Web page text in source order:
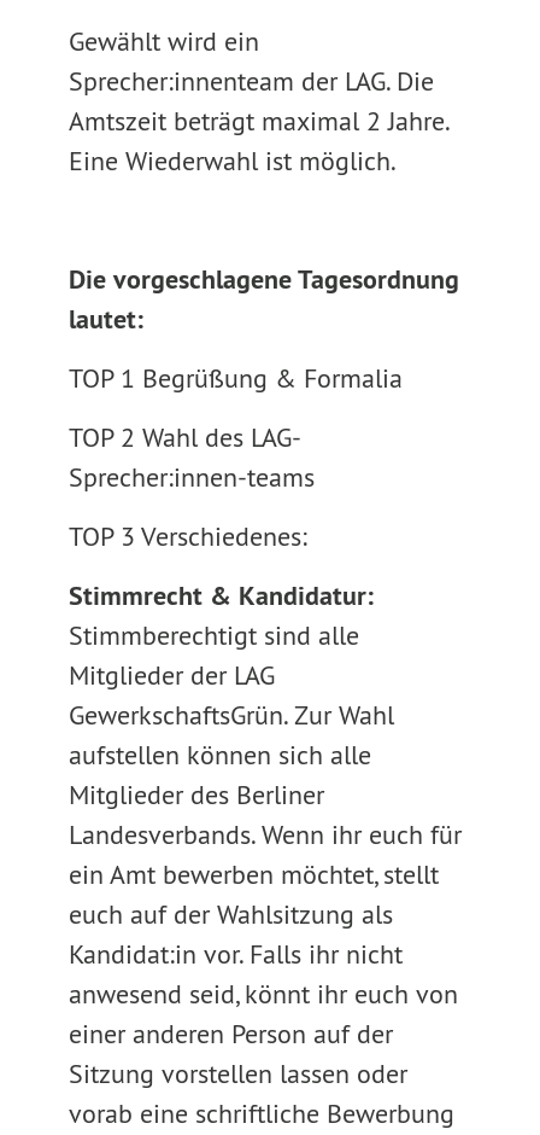
Gewählt wird ein
Sprecher:innenteam der LAG. Die
Amtszeit beträgt maximal 2 Jahre.
Eine Wiederwahl ist möglich.
Die vorgeschlagene Tagesordnung
lautet:
TOP 1 Begrüßung & Formalia
TOP 2 Wahl des LAG-
Sprecher:innen-teams
TOP 3 Verschiedenes:
Stimmrecht & Kandidatur:
Stimmberechtigt sind alle
Mitglieder der LAG
GewerkschaftsGrün. Zur Wahl
aufstellen können sich alle
Mitglieder des Berliner
Landesverbands. Wenn ihr euch für
ein Amt bewerben möchtet, stellt
euch auf der Wahlsitzung als
Kandidat:in vor. Falls ihr nicht
anwesend seid, könnt ihr euch von
einer anderen Person auf der
Sitzung vorstellen lassen oder
vorab eine schriftliche Bewerbung